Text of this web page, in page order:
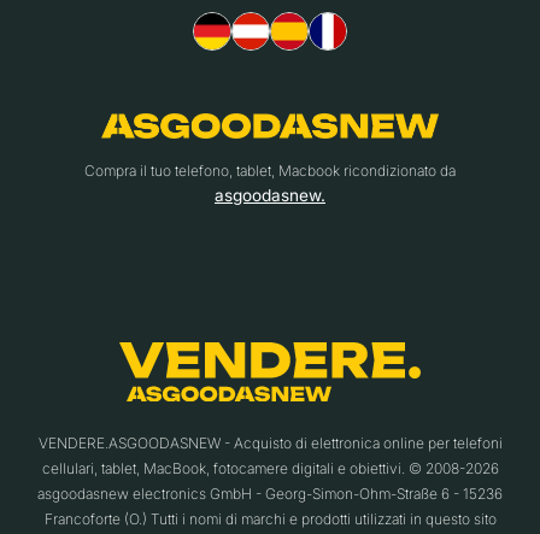
Compra il tuo telefono, tablet, Macbook ricondizionato da
asgoodasnew.
VENDERE.ASGOODASNEW - Acquisto di elettronica online per telefoni
cellulari, tablet, MacBook, fotocamere digitali e obiettivi. © 2008-2026
asgoodasnew electronics GmbH - Georg-Simon-Ohm-Straße 6 - 15236
Francoforte (O.) Tutti i nomi di marchi e prodotti utilizzati in questo sito